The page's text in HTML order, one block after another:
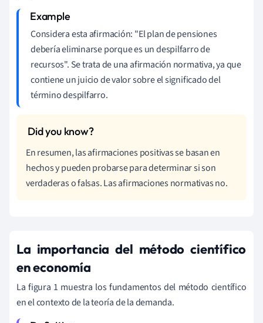
Considera esta afirmación: "El plan de pensiones
debería eliminarse porque es un despilfarro de
recursos". Se trata de una afirmación normativa, ya que
contiene un juicio de valor sobre el significado del
término despilfarro.
En resumen, las afirmaciones positivas se basan en
hechos y pueden probarse para determinar si son
verdaderas o falsas. Las afirmaciones normativas no.
La importancia del método científico
en economía
La figura 1 muestra los fundamentos del método científico
en el contexto de la teoría de la demanda.